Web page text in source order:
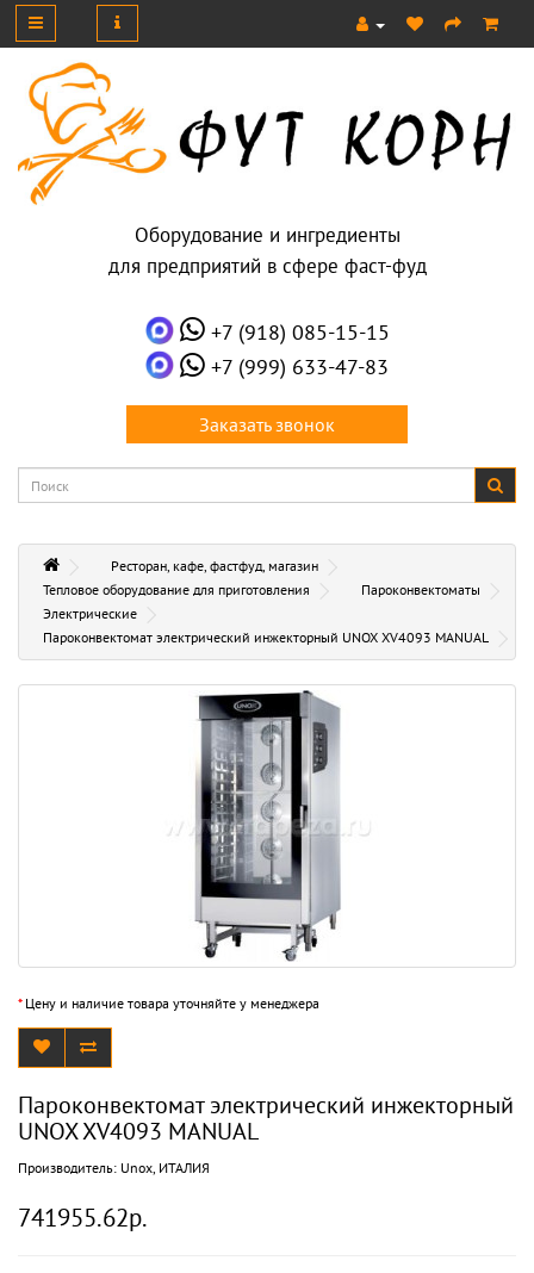
Оборудование и ингредиенты
для предприятий в сфере фаст-фуд
+7 (918) 085-15-15
+7 (999) 633-47-83
Заказать звонок
Ресторан, кафе, фастфуд, магазин
Тепловое оборудование для приготовления
Пароконвектоматы
Электрические
Пароконвектомат электрический инжекторный UNOX XV4093 MANUAL
*Цену и наличие товара уточняйте у менеджера
Пароконвектомат электрический инжекторный
UNOX XV4093 MANUAL
Производитель: Unox, ИТАЛИЯ
741955.62р.